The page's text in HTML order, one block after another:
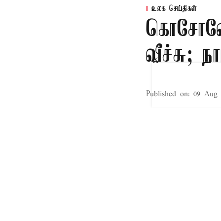
உலக செய்திகள்
வீச்சு;
Published on: 09 Aug
X